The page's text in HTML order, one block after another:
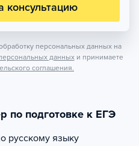
консультацию
персональных данных на
данных и принимаете
соглашения.
по подготовке к ЕГЭ
русскому языку